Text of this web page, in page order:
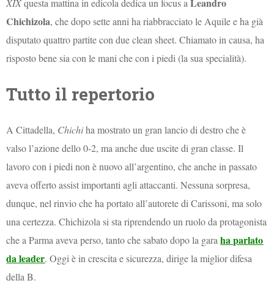
XIXquesta mattina in edicola dedica un focus a
Chichizola, che dopo sette anni ha riabbracciato le Aquile e ha già
disputato quattro partite con due clean sheet. Chiamato in causa, ha
risposto bene sia con le mani che con i piedi (la sua specialità).
Tutto il repertorio
A Cittadella, Chichiha mostrato un gran lancio di destro che è
valso l’azione dello 0-2, ma anche due uscite di gran classe. Il
lavoro con i piedi non è nuovo all’argentino, che anche in passato
aveva offerto assist importanti agli attaccanti. Nessuna sorpresa,
dunque, nel rinvio che ha portato all’autorete di Carissoni, ma solo
una certezza. Chichizola si sta riprendendo un ruolo da protagonista
che a Parma aveva perso, tanto che sabato dopo la garaha parlato
da leader. Oggi è in crescita e sicurezza, dirige la miglior difesa
della B.